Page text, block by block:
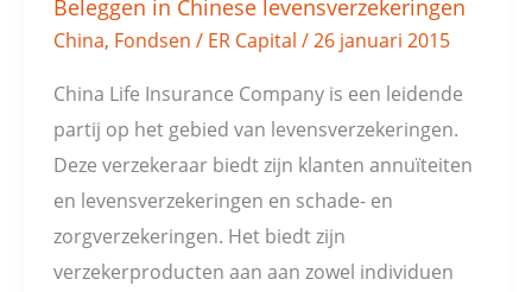
Beleggen in Chinese levensverzekeringen
China, Fondsen / ER Capital /26 januari 2015
China Life Insurance Company is een leidende
partij op het gebied van levensverzekeringen.
Deze verzekeraar biedt zijn klanten annuïteiten
en levensverzekeringen en schade- en
zorgverzekeringen. Het biedt zijn
verzekerproducten aan aan zowel individuen